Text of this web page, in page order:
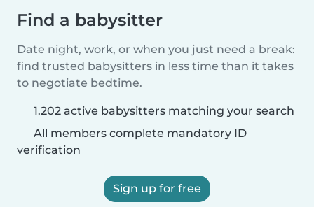
Find a babysitter
Date night, work, or when you just need a break:
find trusted babysitters in less time than it takes
to negotiate bedtime.
1.202 active babysitters matching your search
All members complete mandatory ID
verification
Sign up for free